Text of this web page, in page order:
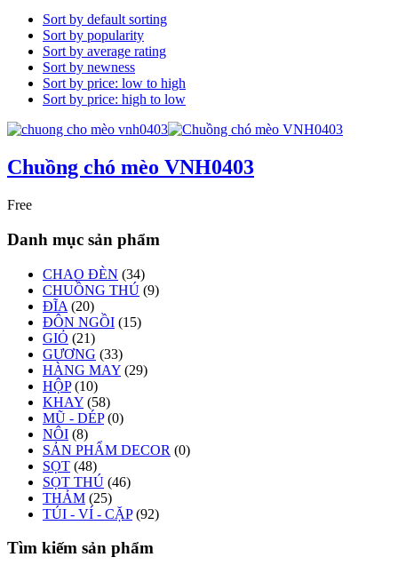
Sort by default sorting
Sort by popularity
Sort by average rating
Sort by newness
Sort by price: low to high
Sort by price: high to low
Chuồng chó mèo VNH0403
Free
Danh mục sản phẩm
CHAO ĐÈN (34)
CHUỒNG THÚ (9)
ĐĨA (20)
ĐÔN NGỒI (15)
GIỎ (21)
GƯƠNG (33)
HÀNG MAY (29)
HỘP (10)
KHAY (58)
MŨ - DÉP (0)
NÔI (8)
SẢN PHẨM DECOR (0)
SỌT (48)
SỌT THÚ (46)
THẢM (25)
TÚI - VÍ - CẶP (92)
Tìm kiếm sản phẩm